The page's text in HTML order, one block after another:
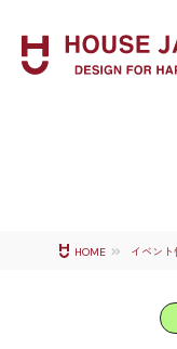
HOME イベント